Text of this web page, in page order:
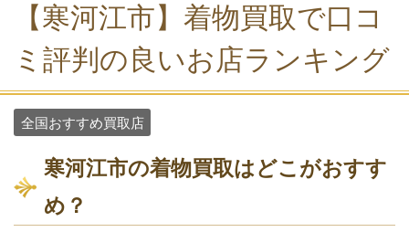
【寒河江市】着物買取で口コ
ミ評判の良いお店ランキング
全国おすすめ買取店
寒河江市の着物買取はどこがおすす
め？